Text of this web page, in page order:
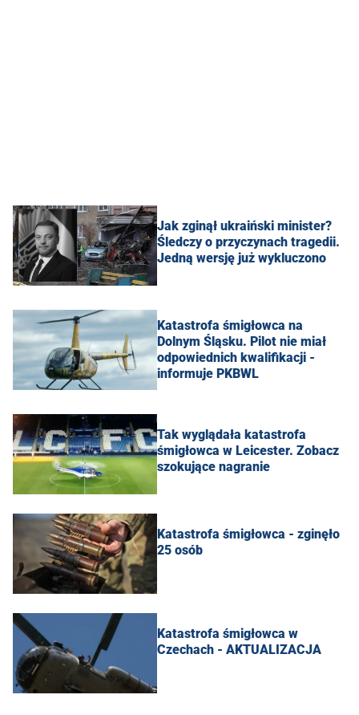
Jak zginął ukraiński minister?
Śledczy o przyczynach tragedii.
Jedną wersję już wykluczono
Katastrofa śmigłowca na
Dolnym Śląsku. Pilot nie miał
odpowiednich kwalifikacji -
informuje PKBWL
Tak wyglądała katastrofa
śmigłowca w Leicester. Zobacz
szokujące nagranie
Katastrofa śmigłowca - zginęło
25 osób
Katastrofa śmigłowca w
Czechach - AKTUALIZACJA